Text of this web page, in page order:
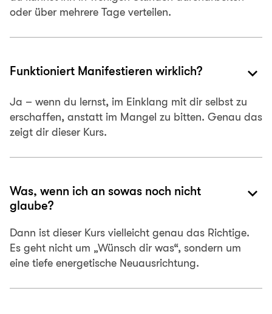
oder über mehrere Tage verteilen.
Funktioniert Manifestieren wirklich? keyboard_arrow_down
Ja – wenn du lernst, im Einklang mit dir selbst zu
erschaffen, anstatt im Mangel zu bitten. Genau das
zeigt dir dieser Kurs.
Was, wenn ich an sowas noch nicht
glaube?
keyboard_arrow_down
Dann ist dieser Kurs vielleicht genau das Richtige.
Es geht nicht um „Wünsch dir was“, sondern um
eine tiefe energetische Neuausrichtung.